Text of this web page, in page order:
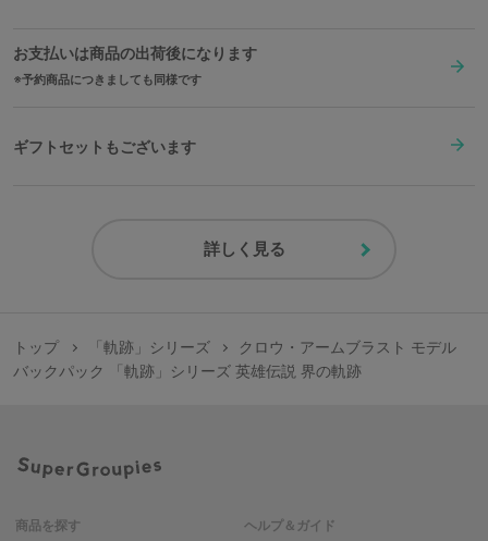
お支払いは商品の出荷後になります
予約商品につきましても同様です
ギフトセットもございます
詳しく見る
トップ 「軌跡」シリーズ
クロウ・アームブラスト モデル
バックパック 「軌跡」シリーズ 英雄伝説 界の軌跡
商品を探す ヘルプ＆ガイド